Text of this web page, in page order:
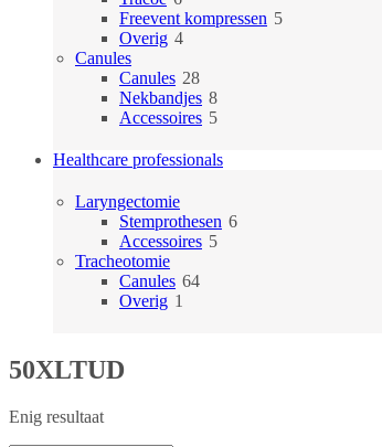
producten
Freevent kompressen 55
Overig 44
Canules
Canules 2828
producten
Nekbandjes 88
producten
Accessoires 55
Healthcare professionals
Laryngectomie
Stemprothesen 66
Accessoires 55
Tracheotomie
Canules 6464
Overig 1
50XLTUD
Enig resultaat